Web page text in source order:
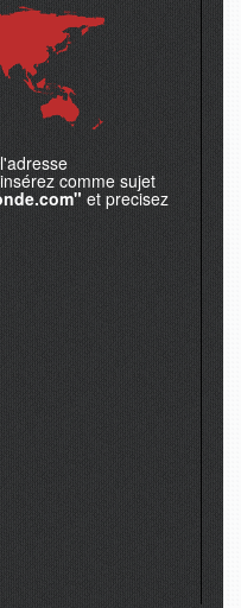
insérez comme sujet
et precisez